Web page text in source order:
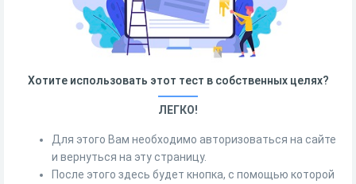
Хотите использовать этот тест в собственных целях?
ЛЕГКО!
Для этого Вам необходимо авторизоваться на сайте
и вернуться на эту страницу.
После этого здесь будет кнопка, с помощью которой